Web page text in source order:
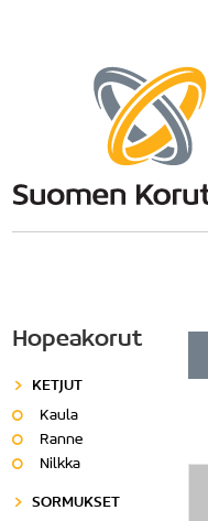
Hopeakorut
KETJUT
Kaula
Ranne
Nilkka
SORMUKSET